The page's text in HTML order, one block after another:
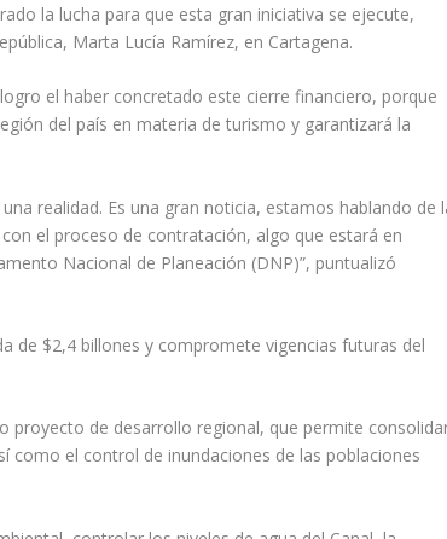
la lucha para que esta gran iniciativa se ejecute,
Marta Lucía Ramírez, en Cartagena.
el haber concretado este cierre financiero, porque
del país en materia de turismo y garantizará la
realidad. Es una gran noticia, estamos hablando de
el proceso de contratación, algo que estará en
Nacional de Planeación (DNP)”, puntualizó
de $2,4 billones y compromete vigencias futuras del
proyecto de desarrollo regional, que permite
como el control de inundaciones de las poblaciones